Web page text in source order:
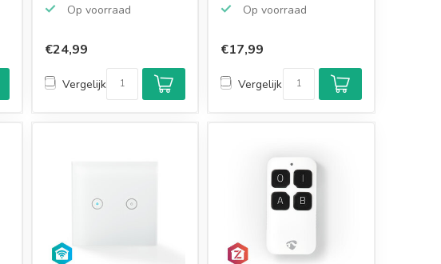
Op voorraad
€24,99
Vergelijk
Op voorraad
€17,99
Vergelijk